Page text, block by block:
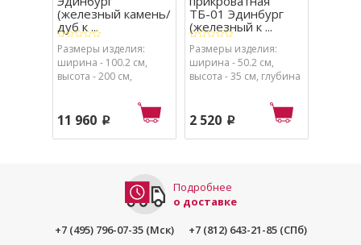
(железный камень/
дуб к ...
Размеры изделия:
ширина - 100.2 см,
высота - 200 см,
11 960 p
ТБ-01 Эдинбург
(железный к ...
Размеры изделия:
ширина - 50.2 см,
высота - 35 см, глубина
2 520 p
Подробнее
о доставке
+7 (495) 796-07-35 (Мск)
+7 (812) 643-21-85 (СПб)